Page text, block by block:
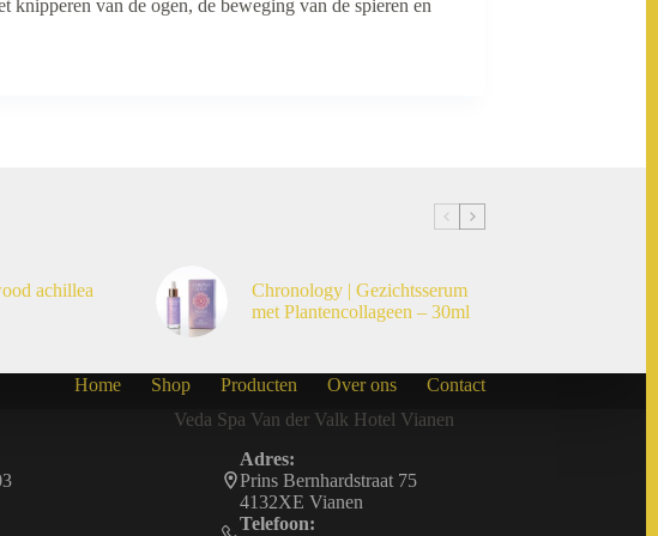
van de ogen, de beweging van de spieren en
achillea
Chronology | Gezichtsserum
met Plantencollageen – 30ml
Home Shop Producten Over ons
Contact
Veda Spa Van der Valk Hotel Vianen
Adres:
Prins Bernhardstraat 75
4132XE Vianen
Telefoon: